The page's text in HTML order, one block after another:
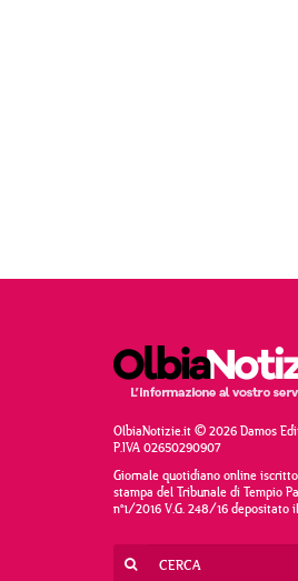
OlbiaNotizie.it © 2026 Damos
P.IVA 02650290907
Giornale quotidiano online
stampa del Tribunale di Tempio
n°1/2016 V.G. 248/16 depositato